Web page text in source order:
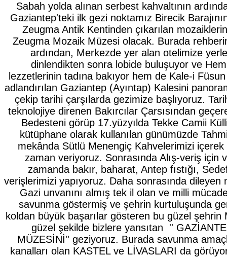
Sabah yolda alınan serbest kahvaltının
Gaziantep'teki ilk gezi noktamız Birecik
Zeugma Antik Kentinden çıkarılan
Zeugma Mozaik Müzesi olacak. Burada
ardından, Merkezde yer alan otelimize
dinlendikten sonra lobide buluşuyor ve
lezzetlerinin tadına bakıyor hem de Kale-i
adlandırılan Gaziantep (Ayıntap) Kalesini
çekip tarihi çarşılarda gezimize başlıyoruz.
teknolojiye direnen Bakırcılar Çarsısından
Bedesteni görüp 17.yüzyılda Tekke Camii
kütüphane olarak kullanılan günümüzde
mekânda Sütlü Menengiç Kahvelerimizi
zaman veriyoruz. Sonrasında Alış-veriş için
zamanda bakır, baharat, Antep fıstığı,
verişlerimizi yapıyoruz. Daha sonrasında dileyen
Gazi unvanını almış tek il olan ve milli
savunma göstermiş ve şehrin kurtuluşunda
koldan büyük başarılar gösteren bu güzel
güzel şekilde bizlere yansıtan ''
MÜZESİNİ'' geziyoruz. Burada savunma
kanalları olan KASTEL ve LİVASLARI da